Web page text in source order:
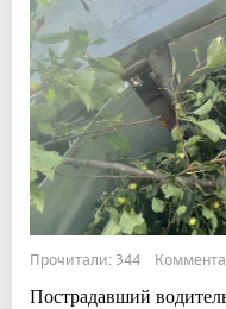
Прочитали: 344
Пострадавший